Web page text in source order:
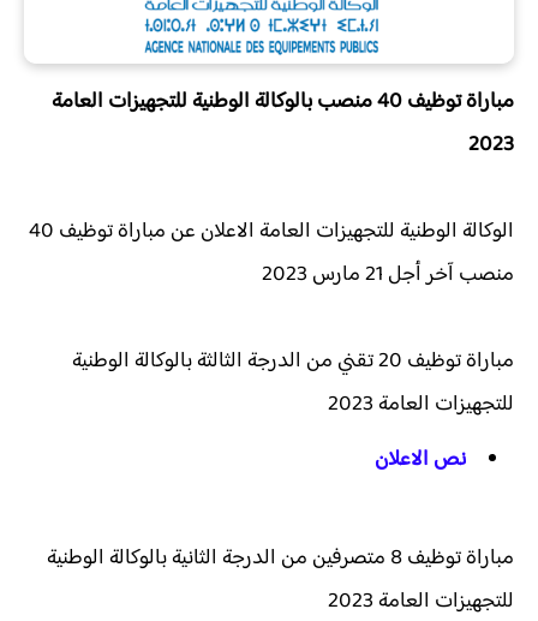
مباراة توظيف 40 منصب بالوكالة الوطنية للتجهيزات العامة
2023
الوكالة الوطنية للتجهيزات العامة الاعلان عن مباراة توظيف 40
منصب آخر أجل 21 مارس 2023
مباراة توظيف 20 تقني من الدرجة الثالثة بالوكالة الوطنية
للتجهيزات العامة 2023
نص الاعلان
مباراة توظيف 8 متصرفين من الدرجة الثانية بالوكالة الوطنية
للتجهيزات العامة 2023